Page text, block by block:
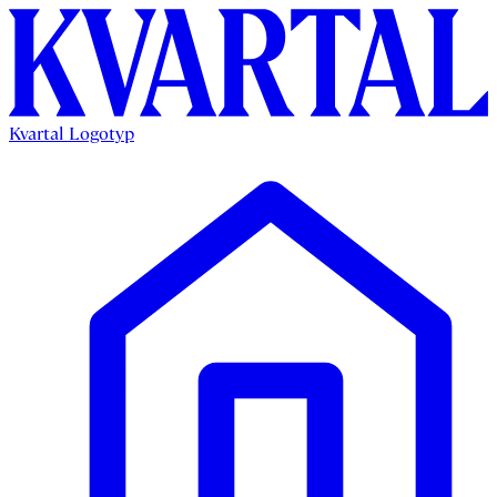
Kvartal Logotyp